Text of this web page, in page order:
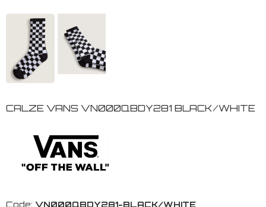
CALZE VANS VN000QBDY281 BLACK/WHITE
Code: VN000QBDY281-BLACK/WHITE